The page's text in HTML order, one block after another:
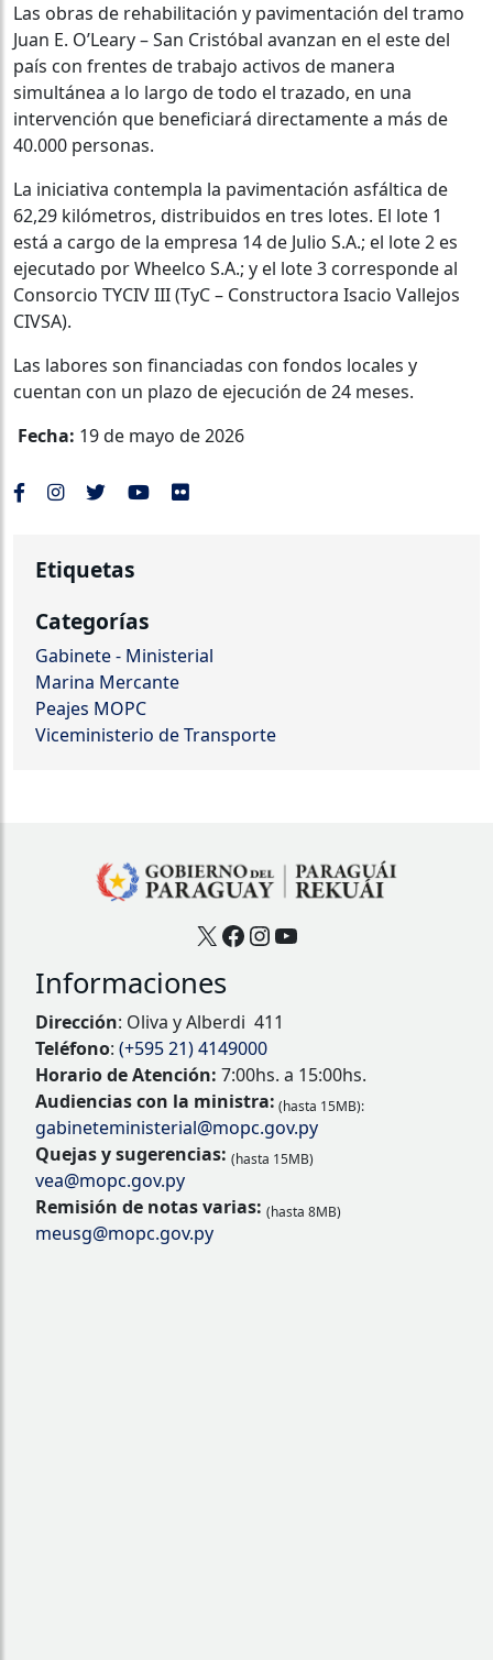
Las obras de rehabilitación y pavimentación del tramo
Juan E. O’Leary – San Cristóbal avanzan en el este del
país con frentes de trabajo activos de manera
simultánea a lo largo de todo el trazado, en una
intervención que beneficiará directamente a más de
40.000 personas.
La iniciativa contempla la pavimentación asfáltica de
62,29 kilómetros, distribuidos en tres lotes. El lote 1
está a cargo de la empresa 14 de Julio S.A.; el lote 2 es
ejecutado por Wheelco S.A.; y el lote 3 corresponde al
Consorcio TYCIV III (TyC – Constructora Isacio Vallejos
CIVSA).
Las labores son financiadas con fondos locales y
cuentan con un plazo de ejecución de 24 meses.
Fecha: 19 de mayo de 2026
Etiquetas
Categorías
Gabinete - Ministerial
Marina Mercante
Peajes MOPC
Viceministerio de Transporte
X Facebook
Instagram
YouTube
Informaciones
Dirección: Oliva y Alberdi 411
Teléfono: (+595 21) 4149000
Horario de Atención: 7:00hs. a 15:00hs.
Audiencias con la ministra: (hasta 15MB):
gabineteministerial@mopc.gov.py
Quejas y sugerencias: (hasta 15MB)
vea@mopc.gov.py
Remisión de notas varias: (hasta 8MB)
meusg@mopc.gov.py